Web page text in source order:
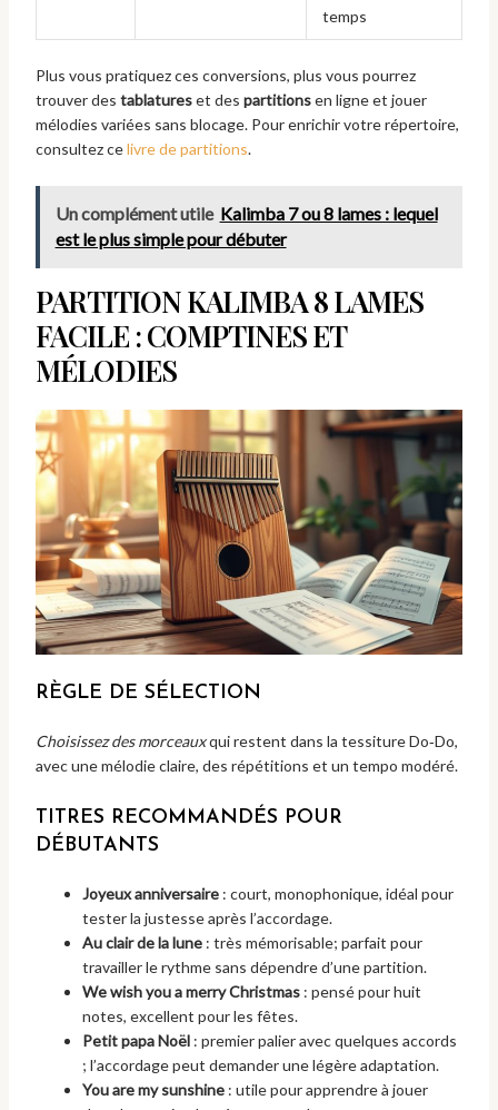
temps
Plus vous pratiquez ces conversions, plus vous pourrez
trouver des tablatureset des partitionsen ligne et jouer
mélodies variées sans blocage. Pour enrichir votre répertoire,
consultez celivre de partitions.
Un complément utile Kalimba 7 ou 8 lames : lequel
est le plus simple pour débuter
PARTITION KALIMBA 8 LAMES
FACILE : COMPTINES ET
MÉLODIES
RÈGLE DE SÉLECTION
Choisissez des morceauxqui restent dans la tessiture Do‑Do,
avec une mélodie claire, des répétitions et un tempo modéré.
TITRES RECOMMANDÉS POUR
DÉBUTANTS
Joyeux anniversaire: court, monophonique, idéal pour
tester la justesse après l’accordage.
Au clair de la lune: très mémorisable; parfait pour
travailler le rythme sans dépendre d’une partition.
We wish you a merry Christmas: pensé pour huit
notes, excellent pour les fêtes.
Petit papa Noël: premier palier avec quelques accords
; l’accordage peut demander une légère adaptation.
You are my sunshine: utile pour apprendre à jouer